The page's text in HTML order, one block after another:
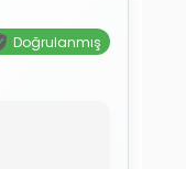
Doğrulanmış